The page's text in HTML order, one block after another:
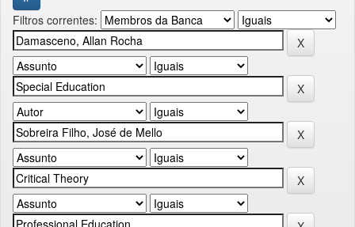
Filtros correntes: